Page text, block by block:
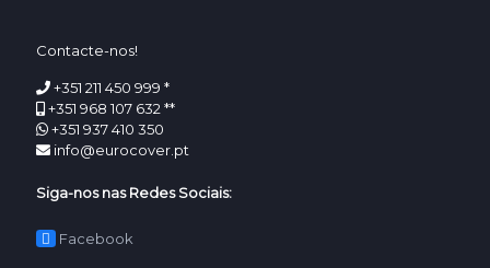
Contacte-nos!
+351 211 450 999 *
+351 968 107 632 **
+351 937 410 350
info@eurocover.pt
Siga-nos nas Redes Sociais:
Facebook